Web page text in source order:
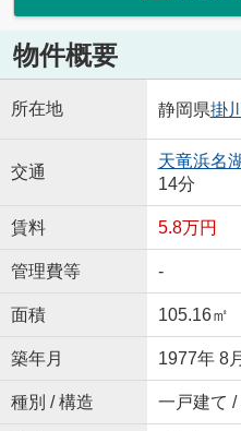
物件概要
所在地 静岡県掛
交通
天竜浜名
14分
賃料 5.8万円
管理費等 -
面積 105.16㎡
築年月 1977年 8
種別 / 構造 一戸建て /